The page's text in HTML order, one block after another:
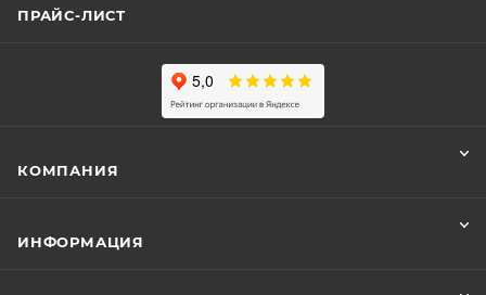
ПРАЙС-ЛИСТ
КОМПАНИЯ
ИНФОРМАЦИЯ